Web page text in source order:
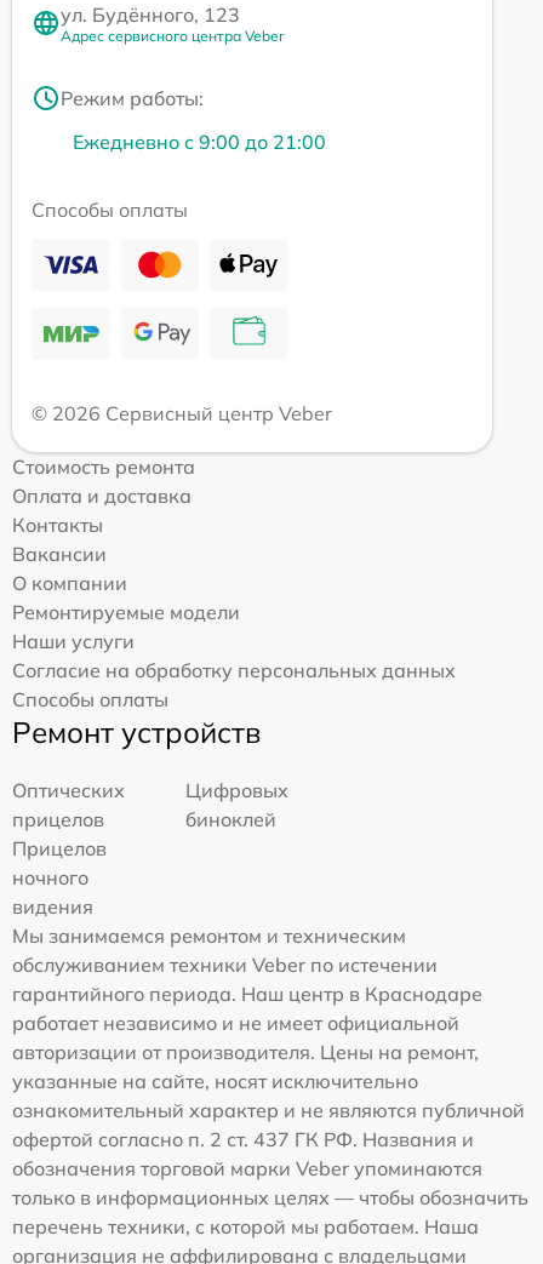
ул. Будённого, 123
Адрес сервисного центра Veber
Режим работы:
Ежедневно с 9:00 до 21:00
Способы оплаты
© 2026 Сервисный центр Veber
Стоимость ремонта
Оплата и доставка
Контакты
Вакансии
О компании
Ремонтируемые модели
Наши услуги
Согласие на обработку персональных данных
Способы оплаты
Ремонт устройств
Оптических
прицелов
Цифровых
биноклей
Прицелов
ночного
видения
Мы занимаемся ремонтом и техническим
обслуживанием техники Veber по истечении
гарантийного периода. Наш центр в Краснодаре
работает независимо и не имеет официальной
авторизации от производителя. Цены на ремонт,
указанные на сайте, носят исключительно
ознакомительный характер и не являются публичной
офертой согласно п. 2 ст. 437 ГК РФ. Названия и
обозначения торговой марки Veber упоминаются
только в информационных целях — чтобы обозначить
перечень техники, с которой мы работаем. Наша
организация не аффилирована с владельцами